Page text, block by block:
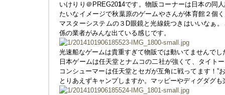
いけりり＠PREG2014です。物販コーナーは日本の同
たいなイメージで秋葉原のゲームやさんが体育館２個
マスターシステムの３D眼鏡と光線銃つきはいいなぁ
係の業者がみんな出ている感じです。
光速船なゲームは貴重すぎて物販では動いてませんで
日本ゲームは任天堂とナムコの二社が強くて、タイト
コンシューマーは任天堂とセガが互角に戦ってます！”
とりあえずキャンプしますか。マッピーやディグダグも